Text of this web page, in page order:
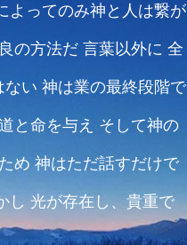
よってのみ神と人は繋が
の方法だ 言葉以外に 全
ない 神は業の最終段階で
と命を与え そして神の
め 神はただ話すだけで
し 光が存在し、貴重で
を知らせる